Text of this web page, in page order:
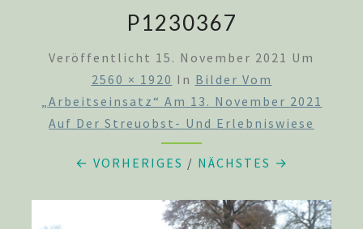
P1230367
Veröffentlicht 15. November 2021 Um
2560 × 1920 In Bilder Vom
„Arbeitseinsatz“ Am 13. November 2021
Auf Der Streuobst- Und Erlebniswiese
← VORHERIGES / NÄCHSTES →